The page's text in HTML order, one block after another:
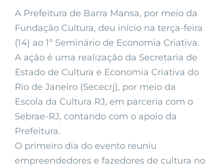
A Prefeitura de Barra Mansa, por meio da
Fundação Cultura, deu início na terça-feira
(14) ao 1º Seminário de Economia Criativa.
A ação é uma realização da Secretaria de
Estado de Cultura e Economia Criativa do
Rio de Janeiro (Sececrj), por meio da
Escola da Cultura RJ, em parceria com o
Sebrae-RJ, contando com o apoio da
Prefeitura.
O primeiro dia do evento reuniu
empreendedores e fazedores de cultura no